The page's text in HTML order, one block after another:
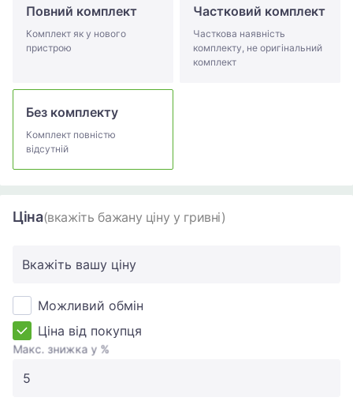
Повний комплект
Комплект як у нового
пристрою
Частковий комплект
Часткова наявність
комплекту, не оригінальний
комплект
Без комплекту
Комплект повністю
відсутній
Ціна(вкажіть бажану ціну у гривні)
Вкажіть вашу ціну
Можливий обмін
Ціна від покупця
Макс. знижка у %